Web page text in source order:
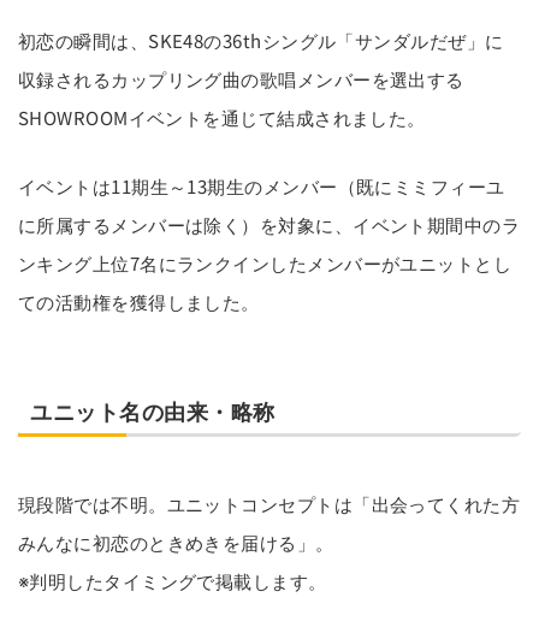
初恋の瞬間は、SKE48の36thシングル「サンダルだぜ」に
収録されるカップリング曲の歌唱メンバーを選出する
SHOWROOMイベントを通じて結成されました。
イベントは11期生～13期生のメンバー（既にミミフィーユ
に所属するメンバーは除く）を対象に、イベント期間中のラ
ンキング上位7名にランクインしたメンバーがユニットとし
ての活動権を獲得しました。
ユニット名の由来・略称
現段階では不明。ユニットコンセプトは「出会ってくれた方
みんなに初恋のときめきを届ける」。
※判明したタイミングで掲載します。